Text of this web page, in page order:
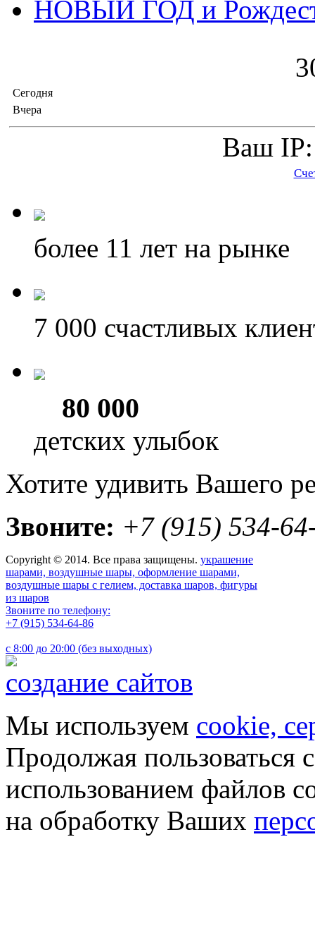
НОВЫЙ ГОД и
3
Сегодня
Вчера
Ваш IP:
более 11 лет на рынке
7 000 счастливых
80 000
детских улыбок
Хотите удивить Вашего
Звоните: +7 (915) 534-
Copyright © 2014. Все права защищены. украшение
шарами, воздушные шары, оформление шарами,
воздушные шары с гелием, доставка шаров, фигуры
из шаров
Звоните по телефону:
+7 (915) 534-64-86
с 8:00 до 20:00 (без выходных)
создание сайтов
Мы используем cookie,
Продолжая пользоваться
использованием файлов
на обработку Ваших